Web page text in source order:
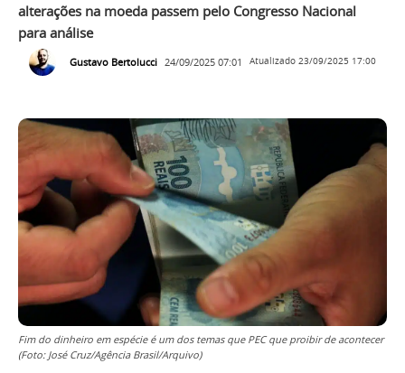
alterações na moeda passem pelo Congresso Nacional
para análise
Gustavo Bertolucci 24/09/2025 07:01 Atualizado 23/09/2025 17:00
Fim do dinheiro em espécie é um dos temas que PEC que proibir de acontecer
(Foto: José Cruz/Agência Brasil/Arquivo)